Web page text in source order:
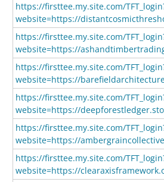
https://firsttee.my.site.com/
website=https://
https://firsttee.my.site.com/
website=https://
https://firsttee.my.site.com/
website=https://
https://firsttee.my.site.com/
website=https://
https://firsttee.my.site.com/
website=https://
https://firsttee.my.site.com/
website=https://